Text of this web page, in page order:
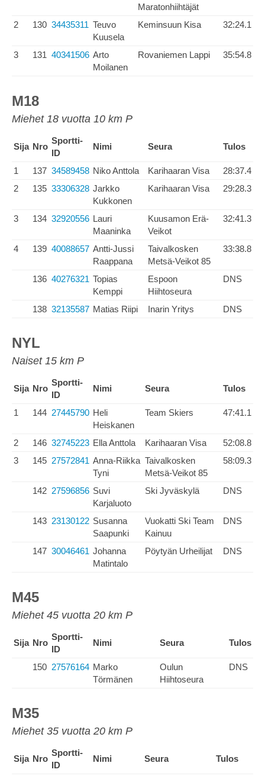
Maratonhiihtäjät
2 130 34435311 Teuvo
Kuusela
Keminsuun Kisa 32:24.1
3 131 40341506 Arto
Moilanen
Rovaniemen Lappi 35:54.8
M18
Miehet 18 vuotta 10 km P
Sija Nro
Sportti-
ID
Nimi Seura Tulos
1 137 34589458 Niko Anttola Karihaaran Visa
28:37.4
2
135 33306328 Jarkko
Kukkonen
Karihaaran Visa 29:28.3
3 134 32920556 Lauri
Maaninka
Kuusamon Erä-
Veikot
32:41.3
4 139 40088657 Antti-Jussi
Raappana
Taivalkosken
Metsä-Veikot 85
33:38.8
136 40276321 Topias
Kemppi
Espoon
Hiihtoseura
DNS
138 32135587 Matias Riipi Inarin Yritys DNS
NYL
Naiset 15 km P
Sija Nro
Sportti-
ID
Nimi Seura Tulos
1 144 27445790 Heli
Heiskanen
Team Skiers 47:41.1
2 146 32745223 Ella Anttola Karihaaran Visa
52:08.8
3
145 27572841 Anna-Riikka
Tyni
Taivalkosken
Metsä-Veikot 85
58:09.3
142 27596856 Suvi
Karjaluoto
Ski Jyväskylä DNS
143 23130122 Susanna
Saapunki
Vuokatti Ski Team
Kainuu
DNS
147 30046461 Johanna
Matintalo
Pöytyän Urheilijat DNS
M45
Miehet 45 vuotta 20 km P
Sija Nro
Sportti-
ID
Nimi Seura Tulos
150 27576164 Marko
Törmänen
Oulun
Hiihtoseura
DNS
M35
Miehet 35 vuotta 20 km P
Sija Nro
Sportti-
ID
Nimi Seura Tulos